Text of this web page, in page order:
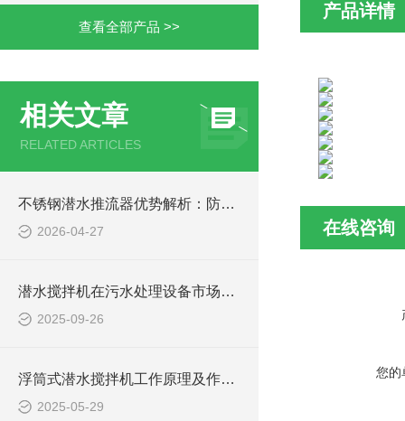
查看全部产品 >>
相关文章
RELATED ARTICLES
不锈钢潜水推流器优势解析：防腐耐用污水处理设备
2026-04-27
潜水搅拌机在污水处理设备市场的发展及产品优势
2025-09-26
浮筒式潜水搅拌机工作原理及作用特点、安装图、CAD结构图
2025-05-29
产品详情
在线咨询
您的